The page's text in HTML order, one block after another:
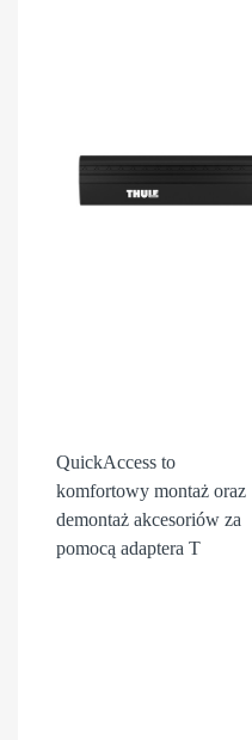
QuickAccess to
komfortowy montaż oraz
demontaż akcesoriów za
pomocą adaptera T